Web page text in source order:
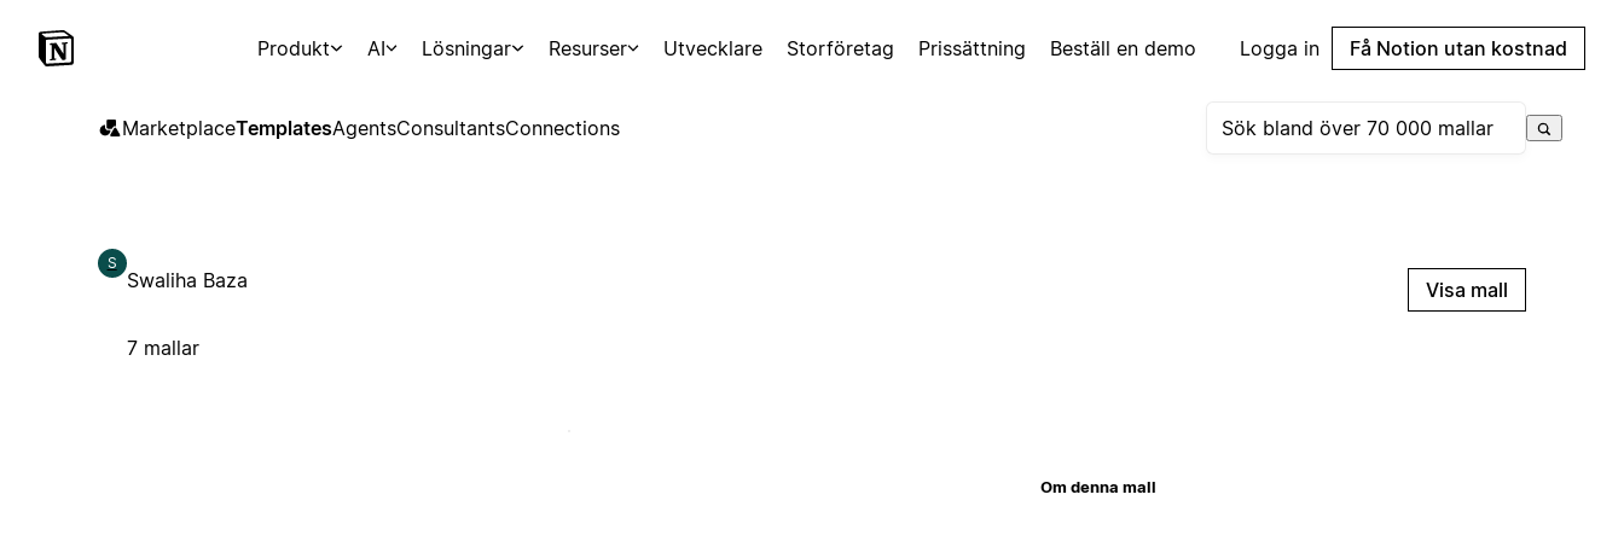
Produkt AI Lösningar Resurser Utvecklare Storföretag Prissättning Beställ en demo Logga in Få Notion utan kostnad
MarketplaceTemplatesAgentsConsultantsConnections
S
Swaliha Baza
7 mallar
Visa mall
Om denna mall